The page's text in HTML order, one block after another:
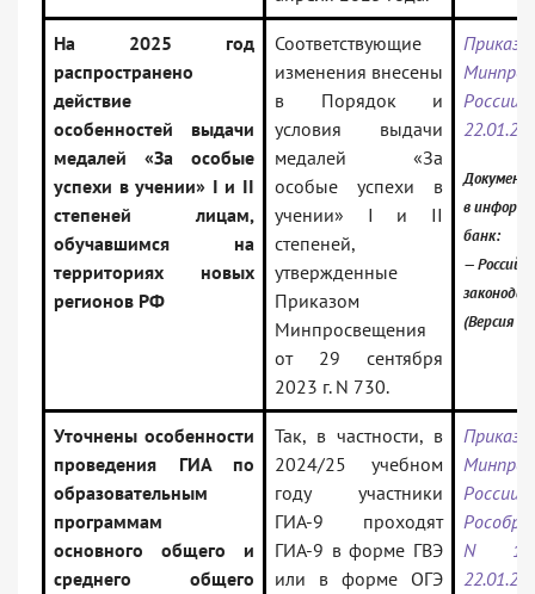
На 2025 год
распространено
действие
особенностей выдачи
медалей «За особые
успехи в учении» I и II
степеней лицам,
обучавшимся на
территориях новых
регионов РФ
Соответствующие
изменения внесены
в Порядок и
условия выдачи
медалей «За
особые успехи в
учении» I и II
степеней,
утвержденные
Приказом
Минпросвещения
от 29 сентября
2023 г. N 730.
Приказ
Документ
в
банк:
—
(Версия
Уточнены особенности
проведения ГИА по
образовательным
программам
основного общего и
среднего общего
Так, в частности, в
2024/25 учебном
году участники
ГИА-9 проходят
ГИА-9 в форме ГВЭ
или в форме ОГЭ
Приказ
N